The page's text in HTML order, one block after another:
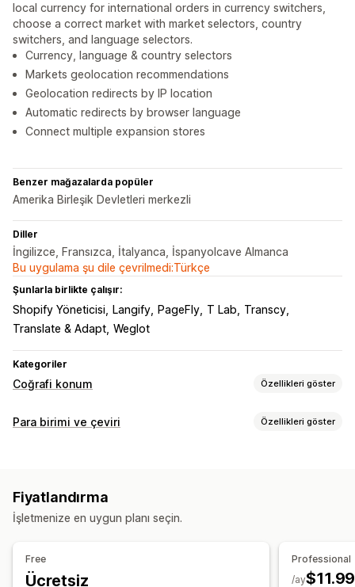
local currency for international orders in currency switchers,
choose a correct market with market selectors, country
switchers, and language selectors.
Currency, language & country selectors
Markets geolocation recommendations
Geolocation redirects by IP location
Automatic redirects by browser language
Connect multiple expansion stores
Benzer mağazalarda popüler
Amerika Birleşik Devletleri merkezli
Diller
İngilizce, Fransızca, İtalyanca, İspanyolcave Almanca
Bu uygulama şu dile çevrilmedi:Türkçe
Şunlarla birlikte çalışır:
Shopify Yöneticisi Langify PageFly T Lab
Transcy
Translate & Adapt Weglot
Kategoriler
Coğrafi konum Özellikleri göster
Yönlendirmeler
Yerelleştirme ayarları
Para birimi değiştirici
Ülke seçici
Para birimi ve çeviri Özellikleri göster
Çoklu para birimi
Fiyatlandırma
İşletmenize en uygun planı seçin.
Free
Ücretsiz
Professional
$11.99
/ay